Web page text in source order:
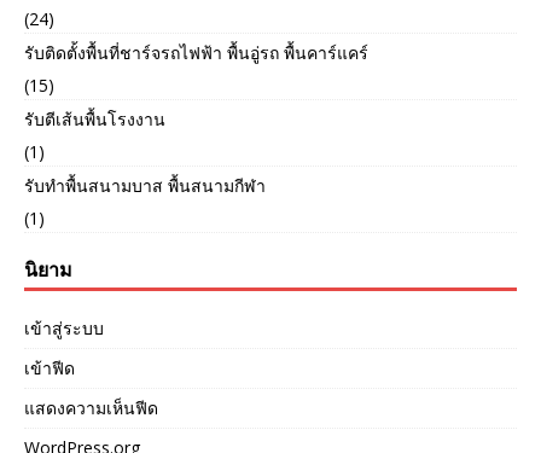
(24)
รับติดตั้งพื้นที่ชาร์จรถไฟฟ้า พื้นอู่รถ พื้นคาร์แคร์
(15)
รับตีเส้นพื้นโรงงาน
(1)
รับทำพื้นสนามบาส พื้นสนามกีฬา
(1)
นิยาม
เข้าสู่ระบบ
เข้าฟีด
แสดงความเห็นฟีด
WordPress.org